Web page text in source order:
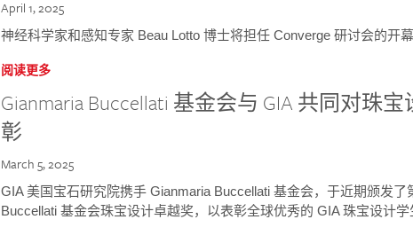
April 1, 2025
神经科学家和感知专家 Beau Lotto 博士将担任 Converge 研讨会的开
阅读更多
Gianmaria Buccellati 基金会与 GIA 共同对珠
彰
March 5, 2025
GIA 美国宝石研究院携手 Gianmaria Buccellati 基金会，于近期颁发了
Buccellati 基金会珠宝设计卓越奖，以表彰全球优秀的 GIA 珠宝设计学